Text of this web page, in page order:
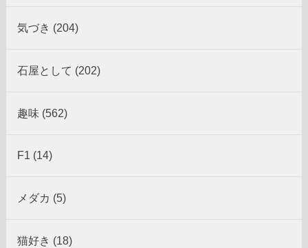
気づき (204)
石屋として (202)
趣味 (562)
F1 (14)
メダカ (5)
猫好き (18)